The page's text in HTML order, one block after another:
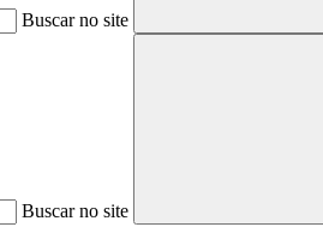
Buscar no site
Buscar no site